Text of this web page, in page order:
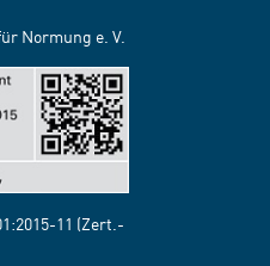
Normung e. V.
11 (Zert.-